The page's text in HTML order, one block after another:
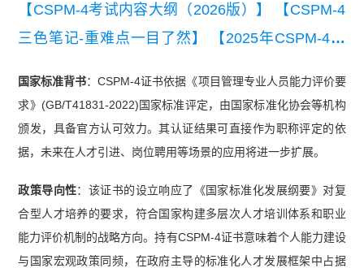
【CSPM-4考试内容大纲（2026版）】
【CSPM-4
三色笔记-重难点一目了然】
【2025年CSPM-4考
4年CSPM-3知识点串讲（5-6章）】 【2024年CSP
M-3知识点串讲（1-2章）】
国家标准背书：CSPM-4证书依据《项目管理专业人员能力评价要
求》(GB/T41831-2022)国家标准评定，由国家标准化协会等机构
颁发，具备官方认可效力。其认证结果可直接作为职称评定的依
据，未来在人才引进、岗位聘用等场景的应用将进一步扩展。
政策导向性：该证书的设立响应了《国家标准化发展纲要》对复
合型人才培养的要求，符合国家构建多层次人才培训体系和职业
能力评价机制的战略方向。持有CSPM-4证书意味着个人能力建设
与国家宏观政策同频，在政府主导的标准化人才发展框架中占据